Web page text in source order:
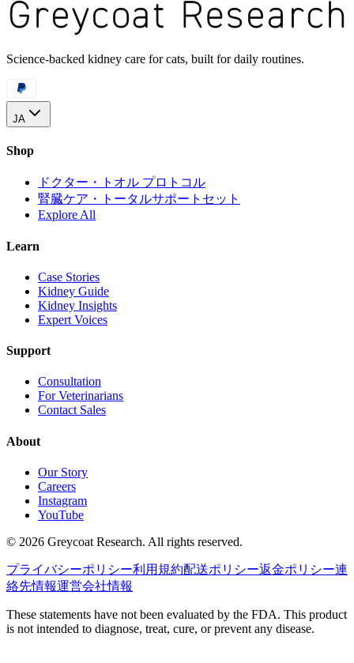
Science-backed kidney care for cats, built for daily routines.
JA
Shop
ドクター・トオル プロトコル
腎臓ケア・トータルサポートセット
Explore All
Learn
Case Stories
Kidney Guide
Kidney Insights
Expert Voices
Support
Consultation
For Veterinarians
Contact Sales
About
Our Story
Careers
Instagram
YouTube
© 2026 Greycoat Research. All rights reserved.
プライバシーポリシー利用規約配送ポリシー返金ポリシー連
絡先情報運営会社情報
These statements have not been evaluated by the FDA. This product
is not intended to diagnose, treat, cure, or prevent any disease.